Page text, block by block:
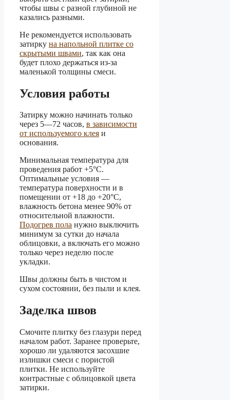
чтобы швы с разной глубиной не
казались разными.
Не рекомендуется использовать
затирку на напольной плитке со
скрытыми швами, так как она
будет плохо держаться из-за
маленькой толщины смеси.
Условия работы
Затирку можно начинать только
через 5—72 часов, в зависимости
от используемого клея и
основания.
Минимальная температура для
проведения работ +5°С.
Оптимальные условия —
температура поверхности и в
помещении от +18 до +20°C,
влажность бетона менее 90% от
относительной влажности.
Подогрев пола нужно выключить
минимум за сутки до начала
облицовки, а включать его можно
только через неделю после
укладки.
Швы должны быть в чистом и
сухом состоянии, без пыли и клея.
Заделка швов
Смочите плитку без глазури перед
началом работ. Заранее проверьте,
хорошо ли удаляются засохшие
излишки смеси с пористой
плитки. Не используйте
контрастные с облицовкой цвета
затирки.